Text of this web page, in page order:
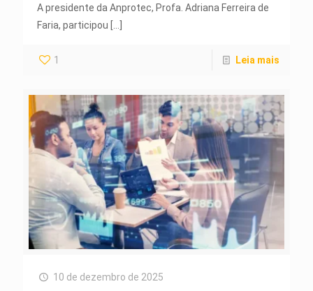
A presidente da Anprotec, Profa. Adriana Ferreira de
Faria, participou […]
1 Leia mais
10 de dezembro de 2025